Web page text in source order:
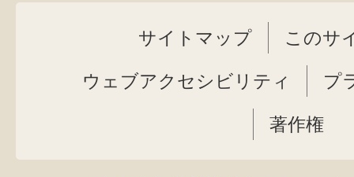
サイトマップ このサ
ウェブアクセシビリティ プ
著作権